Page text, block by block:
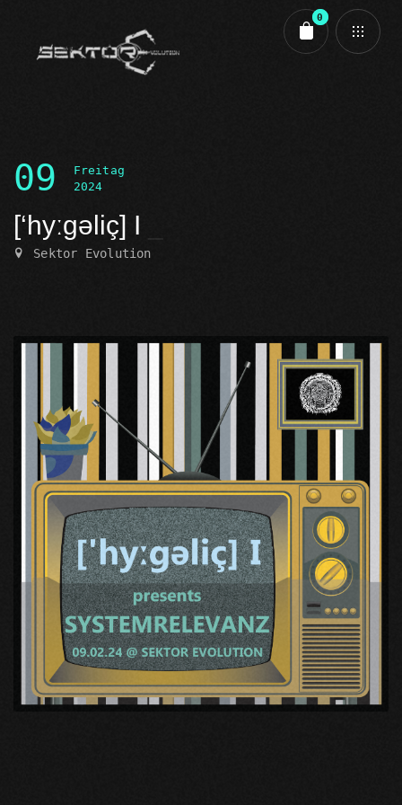
0
09
Freitag
2024
[‘hyːgəliç] I
Sektor Evolution